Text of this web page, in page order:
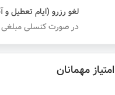
لغو رزرو (ایام تعطیل
در صورت کنسلی
امتیاز مهمانان